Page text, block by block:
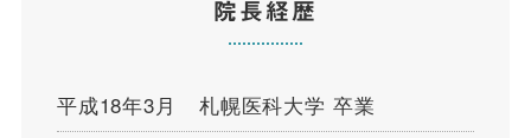
院長経歴
平成18年3月
札幌医科大学 卒業